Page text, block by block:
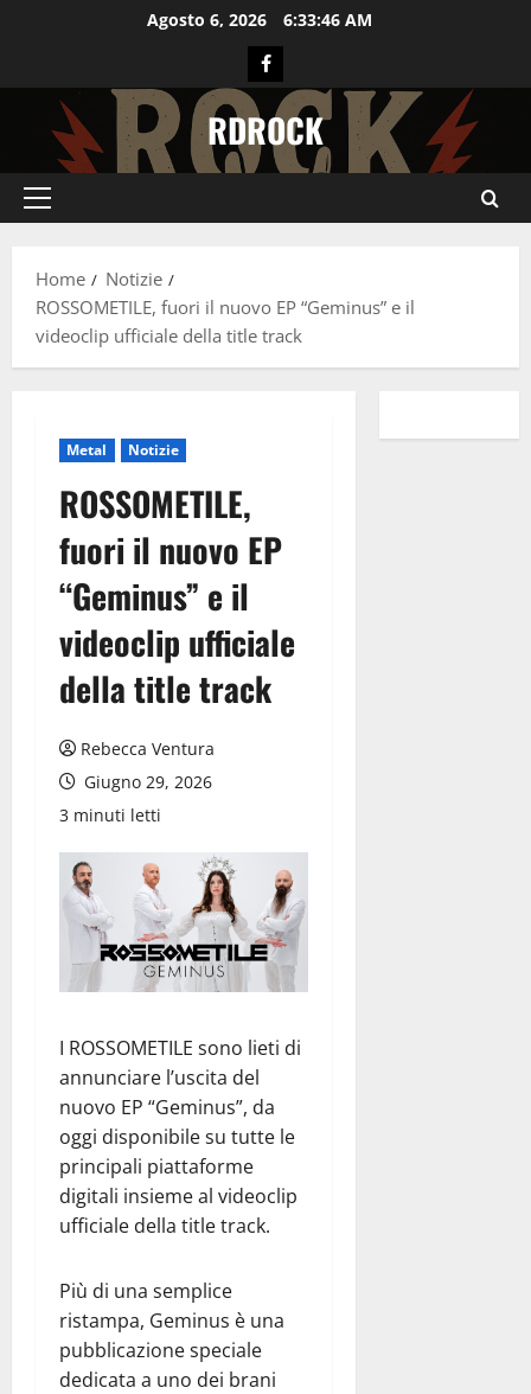
Agosto 6, 2026 6:33:47 AM
Facebook
RDROCK
Menu
Home
Notizie
ROSSOMETILE, fuori il nuovo EP “Geminus” e il
videoclip ufficiale della title track
Metal Notizie
ROSSOMETILE,
fuori il nuovo EP
“Geminus” e il
videoclip ufficiale
della title track
Rebecca Ventura
Giugno 29, 2026
3 minuti letti
I ROSSOMETILE sono lieti di
annunciare l’uscita del
nuovo EP “Geminus”, da
oggi disponibile su tutte le
principali piattaforme
digitali insieme al videoclip
ufficiale della title track.
Più di una semplice
ristampa, Geminus è una
pubblicazione speciale
dedicata a uno dei brani